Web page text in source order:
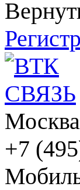
+7